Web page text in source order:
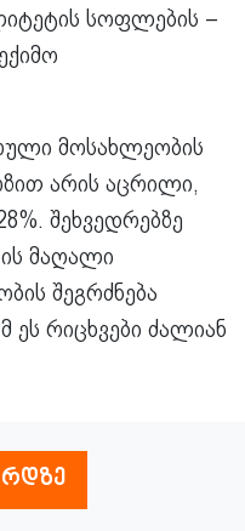
სოფლების –
მოსახლეობის
არის აცრილი,
შეხვედრებზე
მაღალი
შეგრძნება
ეს რიცხვები ძალიან